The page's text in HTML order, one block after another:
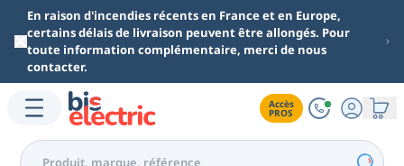
Aller au contenu principal
En raison d'incendies récents en France et en Europe,
certains délais de livraison peuvent être allongés. Pour
toute information complémentaire, merci de nous
contacter.
Accès
PROS